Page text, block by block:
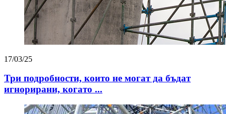
17/03/25
Три подробности, които не могат да бъдат
игнорирани, когато ...